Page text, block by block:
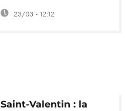
temporairement son
ambassade au Niger
23/03 - 12:12
Saint-Valentin : la